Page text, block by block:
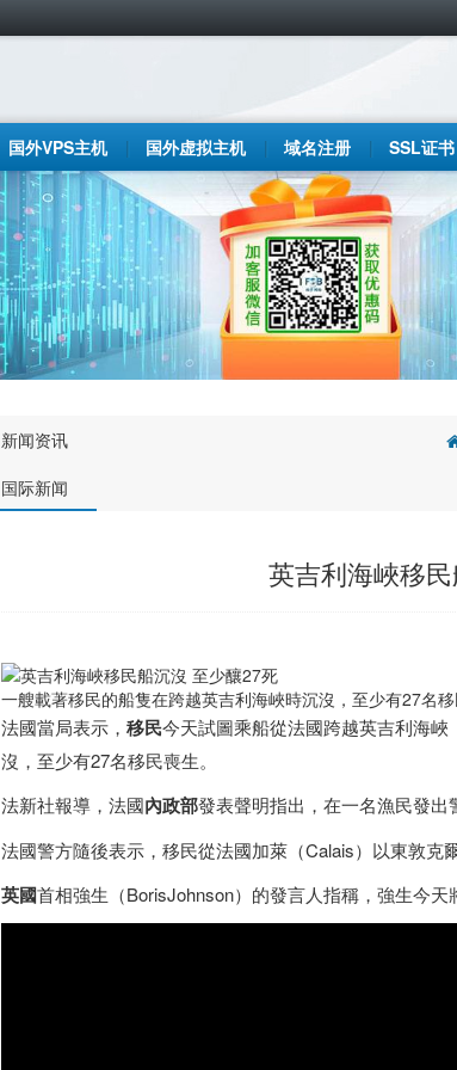
国外VPS主机 国外虚拟主机 域名注册 SSL证书
新闻资讯
国际新闻
英吉利海峽移
一艘載著移民的船隻在跨越英吉利海峽時沉沒，至少有27名
法國當局表示， 移民今天試圖乘船從法國跨越英吉利海
沒，至少有27名移民喪生。
法新社報導，法國內政部發表聲明指出，在一名漁民發出
法國警方隨後表示，移民從法國加萊（Calais）以東敦克
英國首相強生（BorisJohnson）的發言人指稱，強生今天